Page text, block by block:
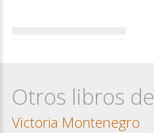
Otros libros de
Victoria Montenegro